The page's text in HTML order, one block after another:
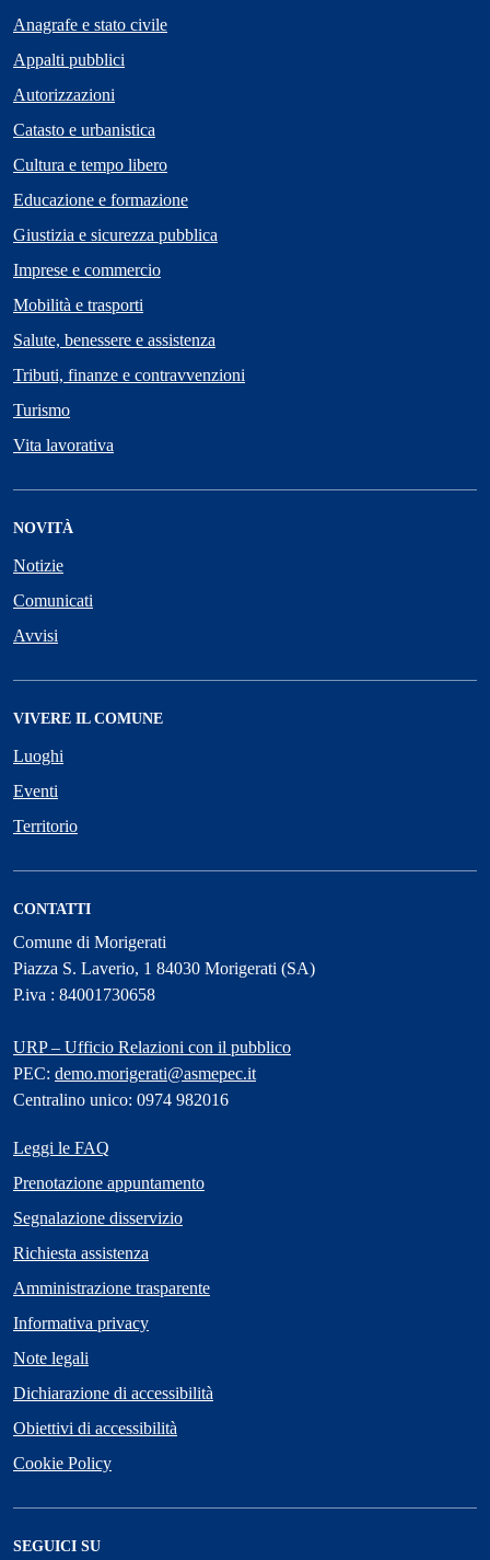
Anagrafe e stato civile
Appalti pubblici
Autorizzazioni
Catasto e urbanistica
Cultura e tempo libero
Educazione e formazione
Giustizia e sicurezza pubblica
Imprese e commercio
Mobilità e trasporti
Salute, benessere e assistenza
Tributi, finanze e contravvenzioni
Turismo
Vita lavorativa
NOVITÀ
Notizie
Comunicati
Avvisi
VIVERE IL COMUNE
Luoghi
Eventi
Territorio
CONTATTI
Comune di Morigerati
Piazza S. Laverio, 1 84030 Morigerati (SA)
P.iva : 84001730658
URP – Ufficio Relazioni con il pubblico
PEC: demo.morigerati@asmepec.it
Centralino unico: 0974 982016
Leggi le FAQ
Prenotazione appuntamento
Segnalazione disservizio
Richiesta assistenza
Amministrazione trasparente
Informativa privacy
Note legali
Dichiarazione di accessibilità
Obiettivi di accessibilità
Cookie Policy
SEGUICI SU